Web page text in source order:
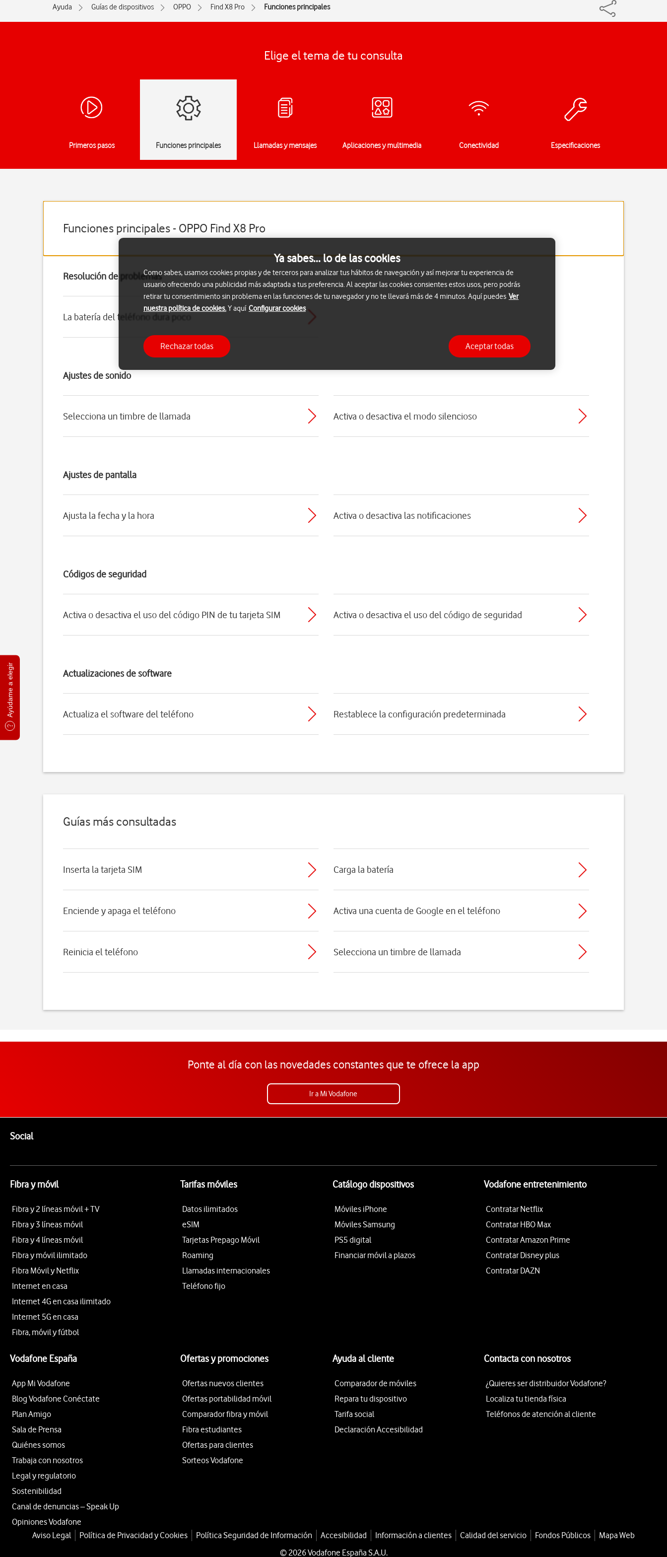
Ayúdame a elegir
Ayuda Guías de dispositivos OPPO Find X8 Pro Funciones principales
Elige el tema de tu consulta
Primeros pasos Funciones principales Llamadas y mensajes Aplicaciones y multimedia Conectividad Especificaciones
Funciones principales - OPPO Find X8 Pro
Resolución de problemas
La batería del teléfono dura poco
Ajustes de sonido
Selecciona un timbre de llamada Activa o desactiva el modo silencioso
Ajustes de pantalla
Ajusta la fecha y la hora Activa o desactiva las notificaciones
Códigos de seguridad
Activa o desactiva el uso del código PIN de tu tarjeta SIM Activa o desactiva el uso del código de seguridad
Actualizaciones de software
Actualiza el software del teléfono Restablece la configuración predeterminada
Guías más consultadas
Inserta la tarjeta SIM Carga la batería
Enciende y apaga el teléfono Activa una cuenta de Google en el teléfono
Reinicia el teléfono Selecciona un timbre de llamada
Ponte al día con las novedades constantes que te ofrece la app
Ir a Mi Vodafone
SocialEnlaces a las redes sociales de Vodafone
Fibra y móvil
Fibra y 2 líneas móvil + TV
Fibra y 3 líneas móvil
Fibra y 4 líneas móvil
Fibra y móvil ilimitado
Fibra Móvil y Netflix
Internet en casa
Internet 4G en casa ilimitado
Internet 5G en casa
Fibra, móvil y fútbol
Tarifas móviles
Datos ilimitados
eSIM
Tarjetas Prepago Móvil
Roaming
Llamadas internacionales
Teléfono fijo
Catálogo dispositivos
Móviles iPhone
Móviles Samsung
PS5 digital
Financiar móvil a plazos
Vodafone entretenimiento
Contratar Netflix
Contratar HBO Max
Contratar Amazon Prime
Contratar Disney plus
Contratar DAZN
Vodafone España
App Mi Vodafone
Blog Vodafone Conéctate
Plan Amigo
Sala de Prensa
Quiénes somos
Trabaja con nosotros
Legal y regulatorio
Sostenibilidad
Canal de denuncias – Speak Up
Opiniones Vodafone
Ofertas y promociones
Ofertas nuevos clientes
Ofertas portabilidad móvil
Comparador fibra y móvil
Fibra estudiantes
Ofertas para clientes
Sorteos Vodafone
Ayuda al cliente
Comparador de móviles
Repara tu dispositivo
Tarifa social
Declaración Accesibilidad
Contacta con nosotros
¿Quieres ser distribuidor Vodafone?
Localiza tu tienda física
Teléfonos de atención al cliente
Aviso Legal Política de Privacidad y Cookies Política Seguridad de Información Accesibilidad Información a clientes Calidad del servicio Fondos Públicos
Mapa Web
© 2026 Vodafone España S.A.U.
Ya sabes... lo de las cookies
Como sabes, usamos cookies propias y de terceros para analizar tus hábitos de navegación y así mejorar tu experiencia de
usuario ofreciendo una publicidad más adaptada a tus preferencia. Al aceptar las cookies consientes estos usos, pero podrás
retirar tu consentimiento sin problema en las funciones de tu navegador y no te llevará más de 4 minutos. Aquí puedes Ver
nuestra política de cookies.Y aquí Configurar cookies
Rechazar todas Aceptar todas